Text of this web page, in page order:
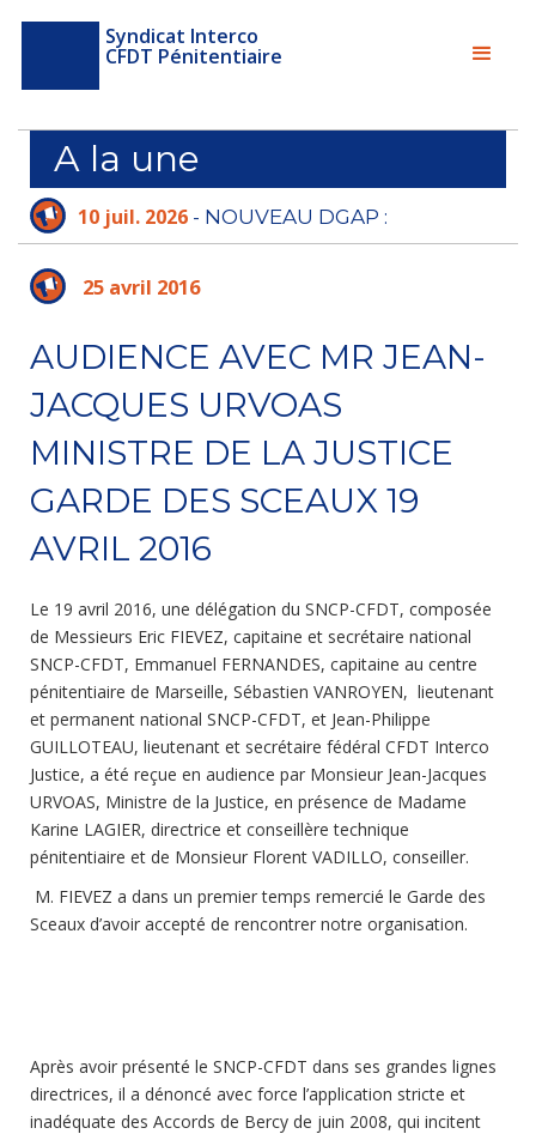
Syndicat Interco
CFDT Pénitentiaire
A la une
10 juil. 2026 - NOUVEAU DGAP :
L'ADMINISTRATION PÉNITENTIAIRE N'A PLUS
LE TEMPS D'ATTENDRE
25 avril 2016
AUDIENCE AVEC MR JEAN-
JACQUES URVOAS
MINISTRE DE LA JUSTICE
GARDE DES SCEAUX 19
AVRIL 2016
Le 19 avril 2016, une délégation du SNCP-CFDT, composée
de Messieurs Eric FIEVEZ, capitaine et secrétaire national
SNCP-CFDT, Emmanuel FERNANDES, capitaine au centre
pénitentiaire de Marseille, Sébastien VANROYEN, lieutenant
et permanent national SNCP-CFDT, et Jean-Philippe
GUILLOTEAU, lieutenant et secrétaire fédéral CFDT Interco
Justice, a été reçue en audience par Monsieur Jean-Jacques
URVOAS, Ministre de la Justice, en présence de Madame
Karine LAGIER, directrice et conseillère technique
pénitentiaire et de Monsieur Florent VADILLO, conseiller.
M. FIEVEZ a dans un premier temps remercié le Garde des
Sceaux d’avoir accepté de rencontrer notre organisation.
Après avoir présenté le SNCP-CFDT dans ses grandes lignes
directrices, il a dénoncé avec force l’application stricte et
inadéquate des Accords de Bercy de juin 2008, qui incitent